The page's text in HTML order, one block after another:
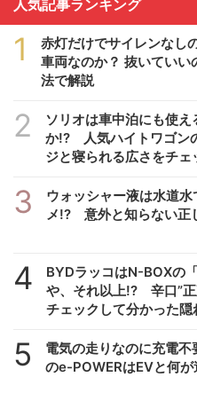
人気記事ランキング
1
赤灯だけでサイレンなし
車両なのか？ 抜いていい
法で解説
2
ソリオは車中泊にも使え
か!? 人気ハイトワゴン
ジと寝られる広さをチェ
3
ウォッシャー液は水道
メ!? 意外と知らない正
4
BYDラッコはN-BOXの
や、それ以上!? 辛口”正
チェックして分かった隠
5
電気の走りなのに充電
のe-POWERはEVと何が